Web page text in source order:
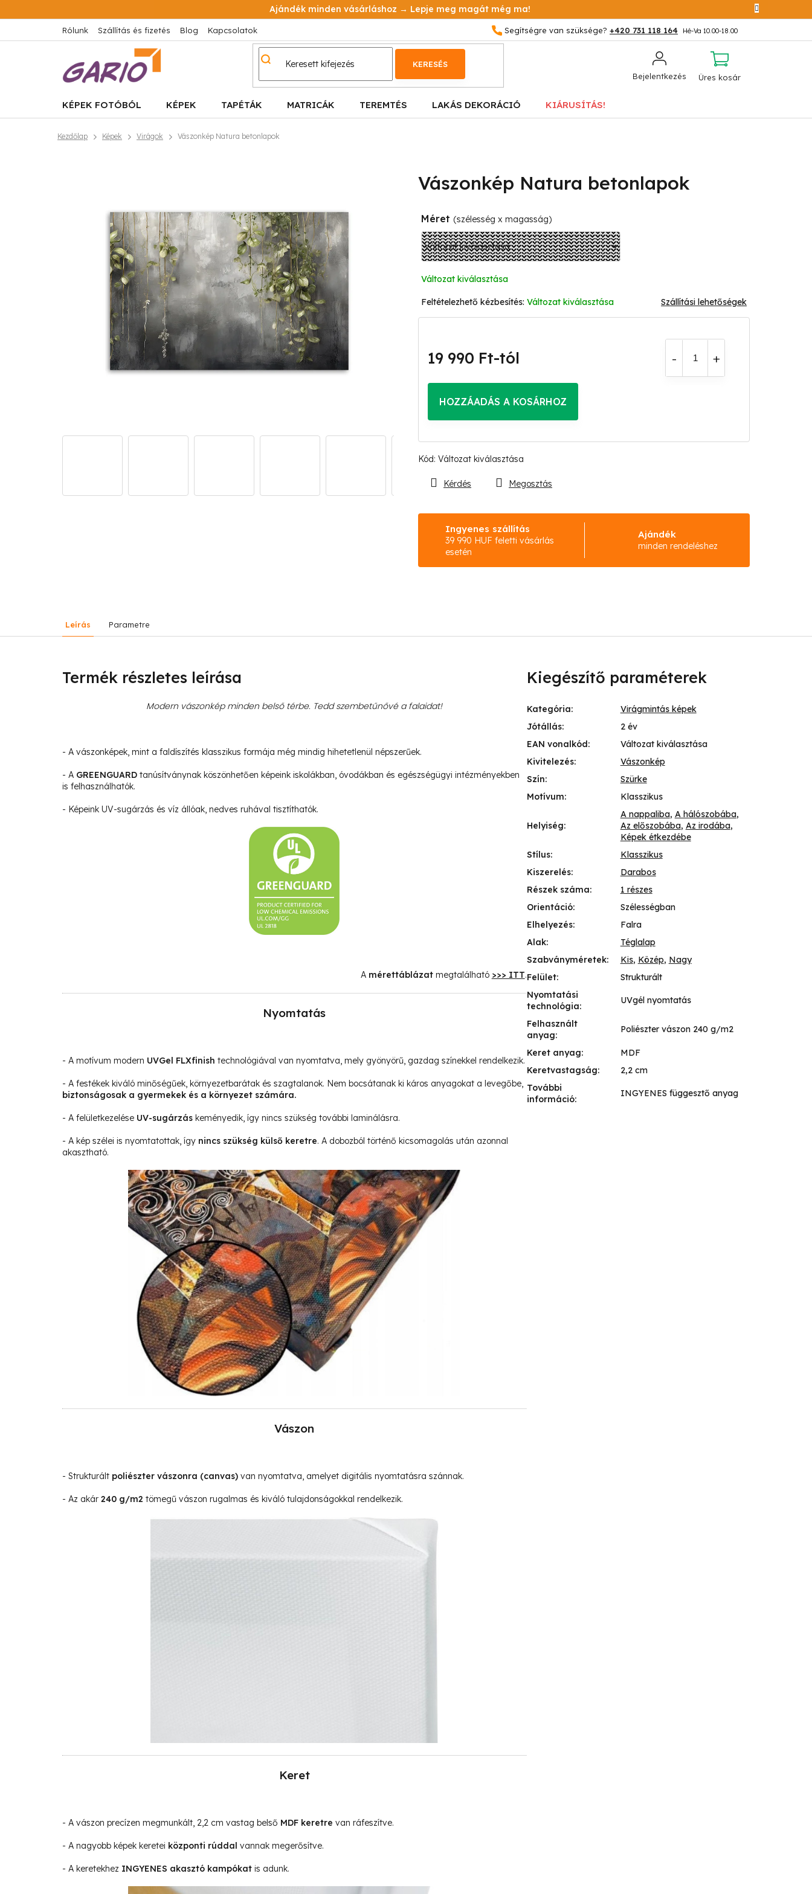
a
tartalomhoz
Ajándék minden vásárláshoz → Lepje meg magát még ma!
+420 731 118 164
Rólunk Szállítás és fizetés Blog Kapcsolatok
Bejelentkezés
KERESÉS
KOSÁR
Üres kosár
KÉPEK FOTÓBÓL KÉPEK TAPÉTÁK MATRICÁK TEREMTÉS LAKÁS DEKORÁCIÓ KIÁRUSÍTÁS!
Kezdőlap Képek Virágok Vászonkép Natura betonlapok
Vászonkép Natura betonlapok
Kód: Változat kiválasztása
Méret (szélesség x magasság)
Változat kiválasztása
Változat kiválasztása Szállítási lehetőségek
19 990 Ft-tól
HOZZÁADÁS A KOSÁRHOZ
Ingyenes szállítás
39 990 HUF feletti vásárlás
esetén
Ajándék
minden rendeléshez
Kérdés Megosztás
Leírás Parametre
Termék részletes leírása
Modern vászonkép minden belső térbe. Tedd szembetűnővé a falaidat!
- A vászonképek, mint a faldíszítés klasszikus formája még mindig hihetetlenül népszerűek.
- A GREENGUARD tanúsítványnak köszönhetően képeink iskolákban, óvodákban és egészségügyi intézményekben
is felhasználhatók.
- Képeink UV-sugárzás és víz állóak, nedves ruhával tisztíthatók.
A mérettáblázat megtalálható >>> ITT.
Nyomtatás
- A motívum modern UVGel FLXfinish technológiával van nyomtatva, mely gyönyörű, gazdag színekkel rendelkezik.
- A festékek kiváló minőségűek, környezetbarátak és szagtalanok. Nem bocsátanak ki káros anyagokat a levegőbe,
biztonságosak a gyermekek és a környezet számára.
- A felületkezelése UV-sugárzás keményedik, így nincs szükség további laminálásra.
- A kép szélei is nyomtatottak, így nincs szükség külső keretre. A dobozból történő kicsomagolás után azonnal
akasztható.
Vászon
- Strukturált poliészter vászonra (canvas) van nyomtatva, amelyet digitális nyomtatásra szánnak.
- Az akár 240 g/m2 tömegű vászon rugalmas és kiváló tulajdonságokkal rendelkezik.
Keret
- A vászon precízen megmunkált, 2,2 cm vastag belső MDF keretre van ráfeszítve.
- A nagyobb képek keretei központi rúddal vannak megerősítve.
- A keretekhez INGYENES akasztó kampókat is adunk.
Kiegészítő paraméterek
Kategória:
Virágmintás képek
Jótállás:
2 év
EAN vonalkód:
Változat kiválasztása
Kivitelezés:
Vászonkép
Szín:
Szürke
Motívum: Klasszikus
Helyiség:
A nappaliba, A hálószobába,
Az előszobába, Az irodába,
Képek étkezdébe
Stílus:
Klasszikus
Kiszerelés:
Darabos
Részek száma:
1 részes
Orientáció:
Szélességban
Elhelyezés:
Falra
Alak:
Téglalap
Szabványméretek: Kis, Közép, Nagy
Felület:
Strukturált
Nyomtatási
technológia:
UVgél nyomtatás
Felhasznált
anyag:
Poliészter vászon 240 g/m2
Keret anyag:
MDF
Keretvastagság:
2,2 cm
További
információ:
INGYENES függesztő anyag